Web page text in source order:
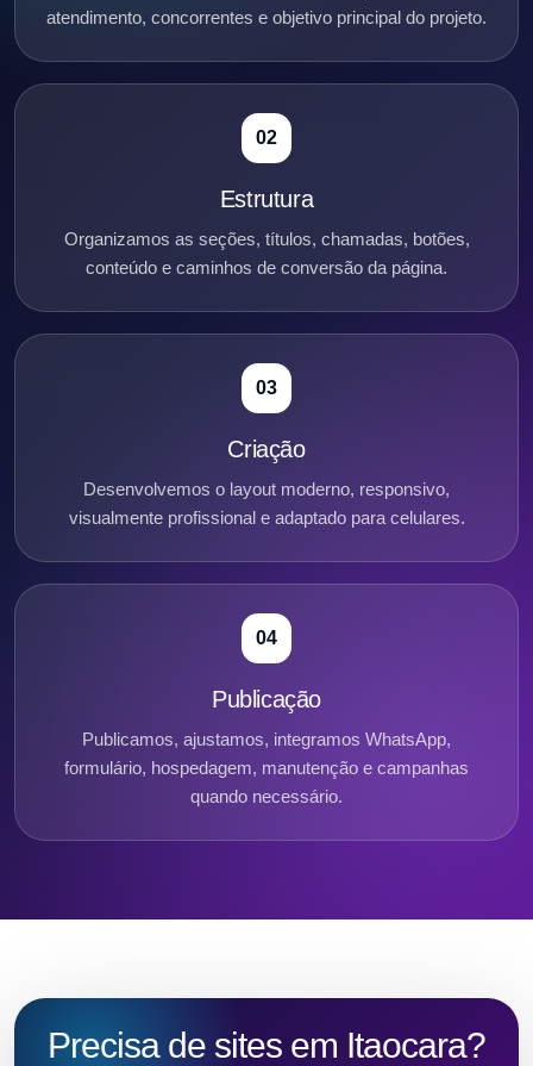
atendimento, concorrentes e objetivo principal do projeto.
02
Estrutura
Organizamos as seções, títulos, chamadas, botões,
conteúdo e caminhos de conversão da página.
03
Criação
Desenvolvemos o layout moderno, responsivo,
visualmente profissional e adaptado para celulares.
04
Publicação
Publicamos, ajustamos, integramos WhatsApp,
formulário, hospedagem, manutenção e campanhas
quando necessário.
Precisa de sites em Itaocara?